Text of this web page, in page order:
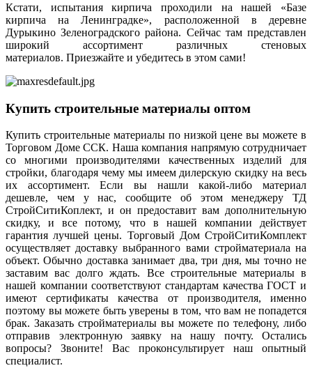
Кстати, испытания кирпича проходили на нашей «Базе
кирпича на Ленинградке», расположенной в деревне
Дурыкино Зеленоградского района. Сейчас там представлен
широкий ассортимент различных стеновых
материалов. Приезжайте и убедитесь в этом сами!
Купить строительные материалы оптом
Купить строительные материалы по низкой цене вы можете в
Торговом Доме ССК. Наша компания напрямую сотрудничает
со многими производителями качественных изделий для
стройки, благодаря чему мы имеем дилерскую скидку на весь
их ассортимент. Если вы нашли какой-либо материал
дешевле, чем у нас, сообщите об этом менеджеру ТД
СтройСитиКоплект, и он предоставит вам дополнительную
скидку, и все потому, что в нашей компании действует
гарантия лучшей цены. Торговый Дом СтройСитиКомплект
осуществляет доставку выбранного вами стройматериала на
объект. Обычно доставка занимает два, три дня, мы точно не
заставим вас долго ждать. Все строительные материалы в
нашей компании соответствуют стандартам качества ГОСТ и
имеют сертификаты качества от производителя, именно
поэтому вы можете быть уверены в том, что вам не попадется
брак. Заказать стройматериалы вы можете по телефону, либо
отправив электронную заявку на нашу почту. Остались
вопросы? Звоните! Вас проконсультирует наш опытный
специалист.